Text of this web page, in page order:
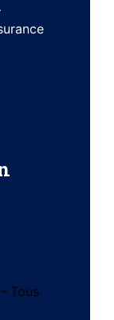
Tous